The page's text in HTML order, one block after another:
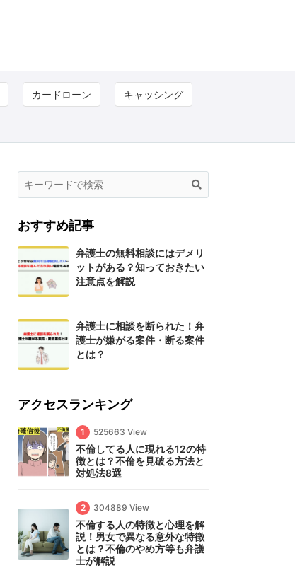
カードローン キャッシング
おすすめ記事
弁護士の無料相談にはデメリ
ットがある？知っておきたい
注意点を解説
弁護士に相談を断られた！弁
護士が嫌がる案件・断る案件
とは？
アクセスランキング
1 525663 View
不倫してる人に現れる12の特
徴とは？不倫を見破る方法と
対処法8選
2 304889 View
不倫する人の特徴と心理を解
説！男女で異なる意外な特徴
とは？不倫のやめ方等も弁護
士が解説